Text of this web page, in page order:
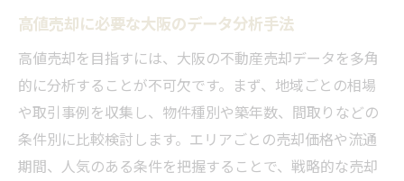
高値売却に必要な大阪のデータ分析手法
高値売却を目指すには、大阪の不動産売却データを多角
的に分析することが不可欠です。まず、地域ごとの相場
や取引事例を収集し、物件種別や築年数、間取りなどの
条件別に比較検討します。エリアごとの売却価格や流通
期間、人気のある条件を把握することで、戦略的な売却